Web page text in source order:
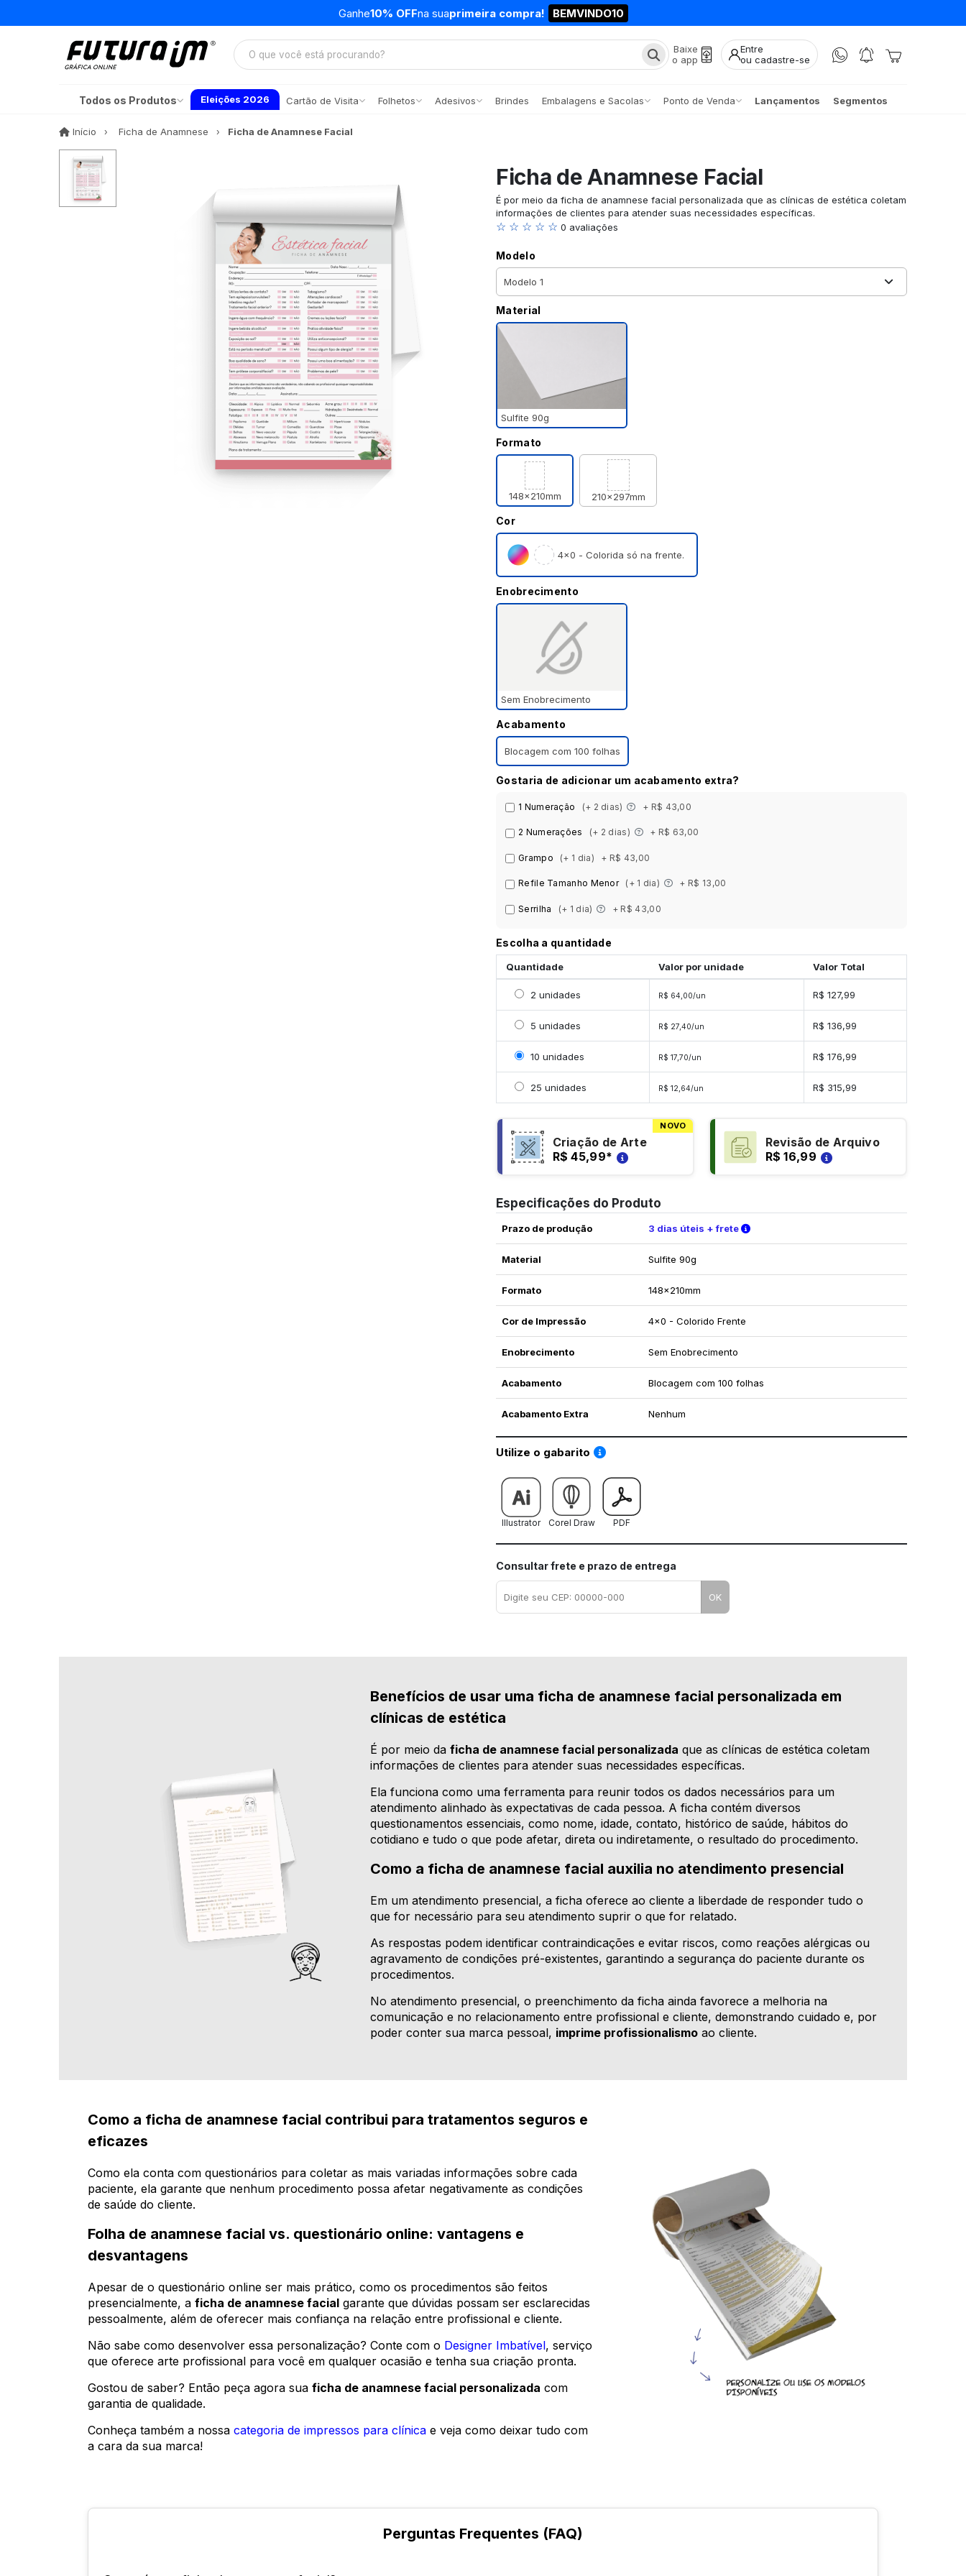
Ganhe10% OFFna suaprimeira compra! BEMVINDO10
Baixe
o app
Entre
ou cadastre-se
Todos os Produtos Eleições 2026 Cartão de Visita Folhetos Adesivos Brindes Embalagens e Sacolas Ponto de Venda Lançamentos Segmentos
Início InícioFicha de Anamnese Ficha de Anamnese Facial
Ficha de Anamnese Facial
É por meio da ficha de anamnese facial personalizada que as clínicas de estética coletam
informações de clientes para atender suas necessidades específicas.
☆ ☆ ☆ ☆ ☆ 0 avaliações
Modelo
Material
Sulfite 90g
Formato
148x210mm 210x297mm
Cor
4×0 - Colorida só na frente.
Enobrecimento
Sem Enobrecimento
Acabamento
Blocagem com 100 folhas
Gostaria de adicionar um acabamento extra?
1 Numeração (+ 2 dias) + R$ 43,00
2 Numerações (+ 2 dias) + R$ 63,00
Grampo (+ 1 dia) + R$ 43,00
Refile Tamanho Menor (+ 1 dia) + R$ 13,00
Serrilha (+ 1 dia) + R$ 43,00
Escolha a quantidade
Quantidade Valor por unidade Valor Total
Selecionar 2 unidades
2 unidades R$ 64,00/un R$ 127,99
Selecionar 5 unidades
5 unidades R$ 27,40/un R$ 136,99
Selecionar 10 unidades
10 unidades R$ 17,70/un R$ 176,99
Selecionar 25 unidades
25 unidades R$ 12,64/un R$ 315,99
NOVO
Criação de Arte
R$ 45,99*
Revisão de Arquivo
R$ 16,99
Especificações do Produto
Prazo de produção 3 dias úteis + frete Verifique as condições de entrega
Material Sulfite 90g
Formato 148x210mm
Cor de Impressão 4x0 - Colorido Frente
Enobrecimento Sem Enobrecimento
Acabamento Blocagem com 100 folhas
Acabamento Extra Nenhum
Utilize o gabarito Saiba como utilizar os nossos gabaritos
Illustrator Corel Draw PDF
Consultar frete e prazo de entrega
OK
Benefícios de usar uma ficha de anamnese facial personalizada em
clínicas de estética
É por meio daficha de anamnese facial personalizada que as clínicas de estética coletam
informações de clientes para atender suas necessidades específicas.
Ela funciona como uma ferramenta para reunir todos os dados necessários para um
atendimento alinhado às expectativas de cada pessoa. A ficha contém diversos
questionamentos essenciais, como nome, idade, contato, histórico de saúde, hábitos do
cotidiano e tudo o que pode afetar, direta ou indiretamente, o resultado do procedimento.
Como a ficha de anamnese facial auxilia no atendimento presencial
Em um atendimento presencial, a ficha oferece ao cliente a liberdade de responder tudo o
que for necessário para seu atendimento suprir o que for relatado.
As respostas podem identificar contraindicações e evitar riscos, como reações alérgicas ou
agravamento de condições pré-existentes, garantindo a segurança do paciente durante os
procedimentos.
No atendimento presencial, o preenchimento da ficha ainda favorece a melhoria na
comunicação e no relacionamento entre profissional e cliente, demonstrando cuidado e, por
poder conter sua marca pessoal, imprime profissionalismo ao cliente.
Como a ficha de anamnese facial contribui para tratamentos seguros e
eficazes
Como ela conta com questionários para coletar as mais variadas informações sobre cada
paciente, ela garante que nenhum procedimento possa afetar negativamente as condições
de saúde do cliente.
Folha de anamnese facial vs. questionário online: vantagens e
desvantagens
Apesar de o questionário online ser mais prático, como os procedimentos são feitos
presencialmente, a ficha de anamnese facial garante que dúvidas possam ser esclarecidas
pessoalmente, além de oferecer mais confiança na relação entre profissional e cliente.
Não sabe como desenvolver essa personalização? Conte com o Designer Imbatível, serviço
que oferece arte profissional para você em qualquer ocasião e tenha sua criação pronta.
Gostou de saber? Então peça agora sua ficha de anamnese facial personalizada com
garantia de qualidade.
Conheça também a nossa categoria de impressos para clínica e veja como deixar tudo com
a cara da sua marca!
Perguntas Frequentes (FAQ)